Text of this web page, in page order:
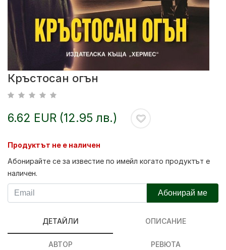
Кръстосан огън
6.62 EUR (12.95 лв.)
Продуктът не е наличен
Абонирайте се за известие по имейл когато продуктът е
наличен.
Абонирай ме
ДЕТАЙЛИ ОПИСАНИЕ
АВТОР РЕВЮТА